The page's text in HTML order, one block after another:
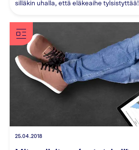
silläkin uhalla, että eläkeaihe tylsistyttää!
25.04.2018